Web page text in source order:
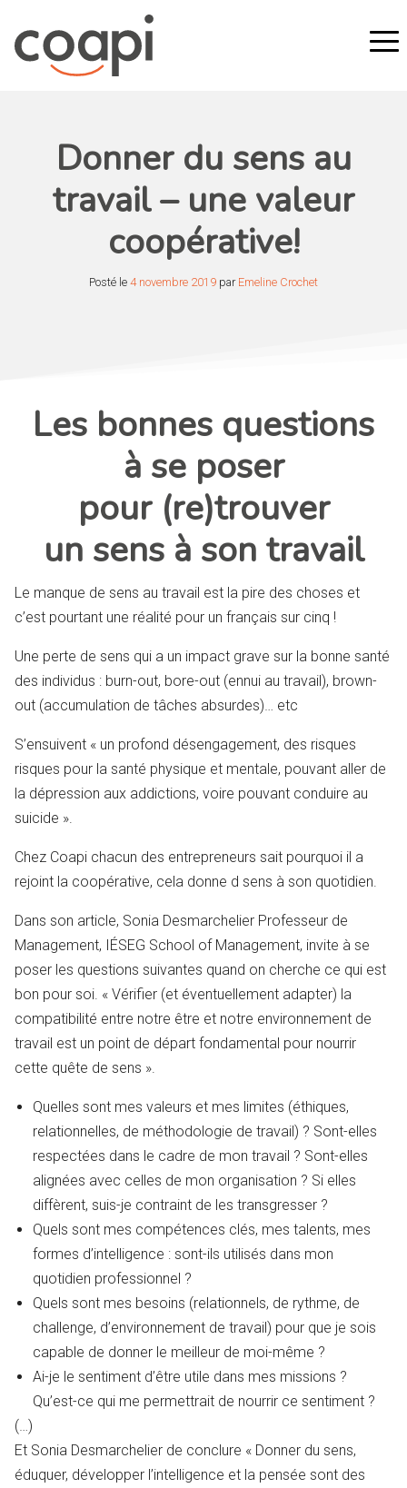
Donner du sens au
travail – une valeur
coopérative!
Posté le 4 novembre 2019 par Emeline Crochet
Les bonnes questions
à se poser
pour (re)trouver
un sens à son travail
Le manque de sens au travail est la pire des choses et
c’est pourtant une réalité pour un français sur cinq !
Une perte de sens qui a un impact grave sur la bonne santé
des individus : burn-out, bore-out (ennui au travail), brown-
out (accumulation de tâches absurdes)… etc
S’ensuivent « un profond désengagement, des risques
risques pour la santé physique et mentale, pouvant aller de
la dépression aux addictions, voire pouvant conduire au
suicide ».
Chez Coapi chacun des entrepreneurs sait pourquoi il a
rejoint la coopérative, cela donne d sens à son quotidien.
Dans son article, Sonia Desmarchelier Professeur de
Management, IÉSEG School of Management, invite à se
poser les questions suivantes quand on cherche ce qui est
bon pour soi. « Vérifier (et éventuellement adapter) la
compatibilité entre notre être et notre environnement de
travail est un point de départ fondamental pour nourrir
cette quête de sens ».
Quelles sont mes valeurs et mes limites (éthiques,
relationnelles, de méthodologie de travail) ? Sont-elles
respectées dans le cadre de mon travail ? Sont-elles
alignées avec celles de mon organisation ? Si elles
diffèrent, suis-je contraint de les transgresser ?
Quels sont mes compétences clés, mes talents, mes
formes d’intelligence : sont-ils utilisés dans mon
quotidien professionnel ?
Quels sont mes besoins (relationnels, de rythme, de
challenge, d’environnement de travail) pour que je sois
capable de donner le meilleur de moi-même ?
Ai-je le sentiment d’être utile dans mes missions ?
Qu’est-ce qui me permettrait de nourrir ce sentiment ?
(…)
Et Sonia Desmarchelier de conclure « Donner du sens,
éduquer, développer l’intelligence et la pensée sont des